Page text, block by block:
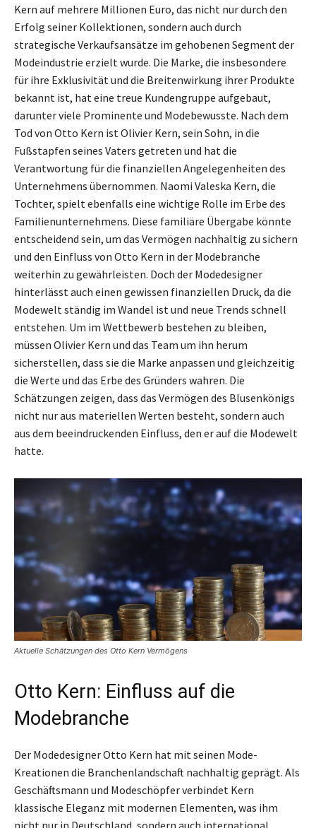
Kern auf mehrere Millionen Euro, das nicht nur durch den
Erfolg seiner Kollektionen, sondern auch durch
strategische Verkaufsansätze im gehobenen Segment der
Modeindustrie erzielt wurde. Die Marke, die insbesondere
für ihre Exklusivität und die Breitenwirkung ihrer Produkte
bekannt ist, hat eine treue Kundengruppe aufgebaut,
darunter viele Prominente und Modebewusste. Nach dem
Tod von Otto Kern ist Olivier Kern, sein Sohn, in die
Fußstapfen seines Vaters getreten und hat die
Verantwortung für die finanziellen Angelegenheiten des
Unternehmens übernommen. Naomi Valeska Kern, die
Tochter, spielt ebenfalls eine wichtige Rolle im Erbe des
Familienunternehmens. Diese familiäre Übergabe könnte
entscheidend sein, um das Vermögen nachhaltig zu sichern
und den Einfluss von Otto Kern in der Modebranche
weiterhin zu gewährleisten. Doch der Modedesigner
hinterlässt auch einen gewissen finanziellen Druck, da die
Modewelt ständig im Wandel ist und neue Trends schnell
entstehen. Um im Wettbewerb bestehen zu bleiben,
müssen Olivier Kern und das Team um ihn herum
sicherstellen, dass sie die Marke anpassen und gleichzeitig
die Werte und das Erbe des Gründers wahren. Die
Schätzungen zeigen, dass das Vermögen des Blusenkönigs
nicht nur aus materiellen Werten besteht, sondern auch
aus dem beeindruckenden Einfluss, den er auf die Modewelt
hatte.
Aktuelle Schätzungen des Otto Kern Vermögens
Otto Kern: Einfluss auf die
Modebranche
Der Modedesigner Otto Kern hat mit seinen Mode-
Kreationen die Branchenlandschaft nachhaltig geprägt. Als
Geschäftsmann und Modeschöpfer verbindet Kern
klassische Eleganz mit modernen Elementen, was ihm
nicht nur in Deutschland, sondern auch international,